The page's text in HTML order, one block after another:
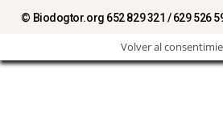
© Biodogtor.org 652 829 321 / 629 526
Volver al